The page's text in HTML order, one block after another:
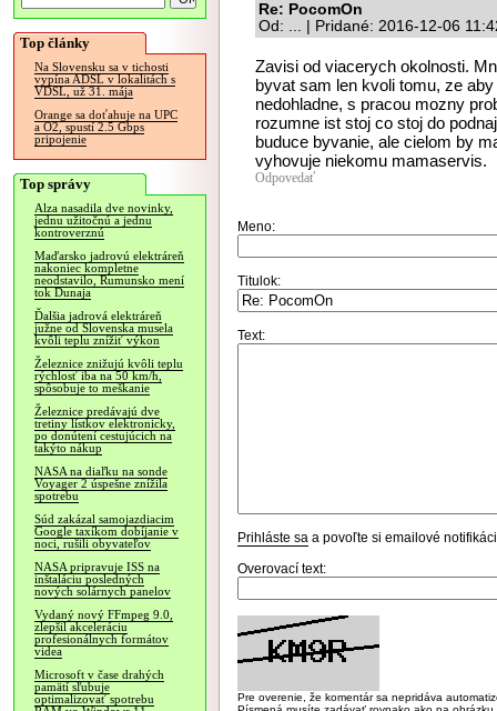
Top články
Na Slovensku sa v tichosti
vypína ADSL v lokalitách s
VDSL, už 31. mája
Orange sa doťahuje na UPC
a O2, spustí 2.5 Gbps
pripojenie
Top správy
Alza nasadila dve novinky,
jednu užitočnú a jednu
kontroverznú
Maďarsko jadrovú elektráreň
nakoniec kompletne
neodstavilo, Rumunsko mení
tok Dunaja
Ďalšia jadrová elektráreň
južne od Slovenska musela
kvôli teplu znížiť výkon
Železnice znižujú kvôli teplu
rýchlosť iba na 50 km/h,
spôsobuje to meškanie
Železnice predávajú dve
tretiny lístkov elektronicky,
po donútení cestujúcich na
takýto nákup
NASA na diaľku na sonde
Voyager 2 úspešne znížila
spotrebu
Súd zakázal samojazdiacim
Google taxíkom dobíjanie v
noci, rušili obyvateľov
NASA pripravuje ISS na
inštaláciu posledných
nových solárnych panelov
Vydaný nový FFmpeg 9.0,
zlepšil akceleráciu
profesionálnych formátov
videa
Microsoft v čase drahých
pamätí sľubuje
optimalizovať spotrebu
Re: PocomOn
Od: ... | Pridané: 2016-12-06
Zavisi od viacerych okolnosti.
byvat sam len kvoli tomu, ze
nedohladne, s pracou mozny
rozumne ist stoj co stoj do
buduce byvanie, ale cielom by
vyhovuje niekomu mamaservis.
Odpovedať
Meno:
Titulok:
Text:
Prihláste sa a povoľte si emailové
Overovací text:
Pre overenie, že komentár sa nepridáva